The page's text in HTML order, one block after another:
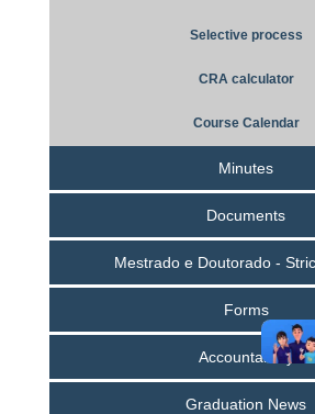
Selective process
CRA calculator
Course Calendar
Minutes
Documents
Mestrado e Doutorado -
Forms
Accountability
Graduation News